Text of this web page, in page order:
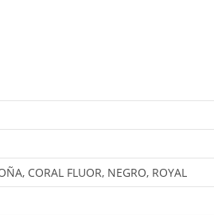
CORAL FLUOR, NEGRO, ROYAL